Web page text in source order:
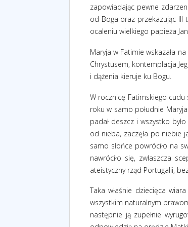
zapowiadając pewne
od Boga oraz przekazując III
ocaleniu wielkiego papieża
Maryja w Fatimie wskazała
Chrystusem, kontemplacja
i dążenia kieruje ku Bogu.
W rocznicę Fatimskiego
roku w samo południe
padał deszcz i wszystko
od nieba, zaczęła po niebie
samo słońce powróciło na
nawróciło się, zwłaszcza
ateistyczny rząd Portugalii,
Taka właśnie dziecięca
wszystkim naturalnym
następnie ją zupełnie